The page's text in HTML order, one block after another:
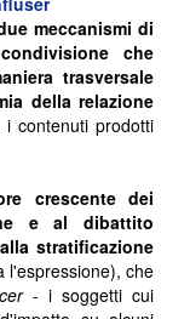
meccanismi di
che
trasversale
della relazione
i contenuti prodotti
crescente dei
e al dibattito
stratificazione
l'espressione), che
- i soggetti cui